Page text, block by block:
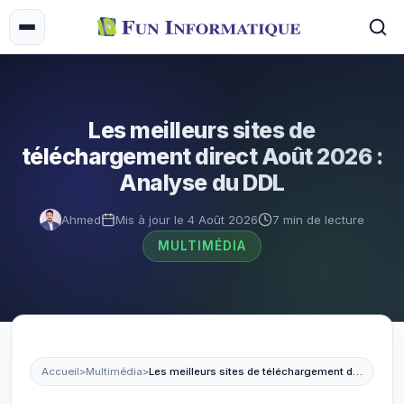
Les meilleurs sites de
téléchargement direct Août 2026 :
Analyse du DDL
Ahmed Mis à jour le 4 Août 2026
7 min de lecture
MULTIMÉDIA
Accueil>Multimédia> Les meilleurs sites de téléchargement direct Août 2026 : Analyse du DDL